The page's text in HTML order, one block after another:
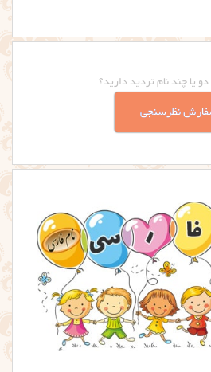
یا چند نام تردید دارید؟
نظرسنجی